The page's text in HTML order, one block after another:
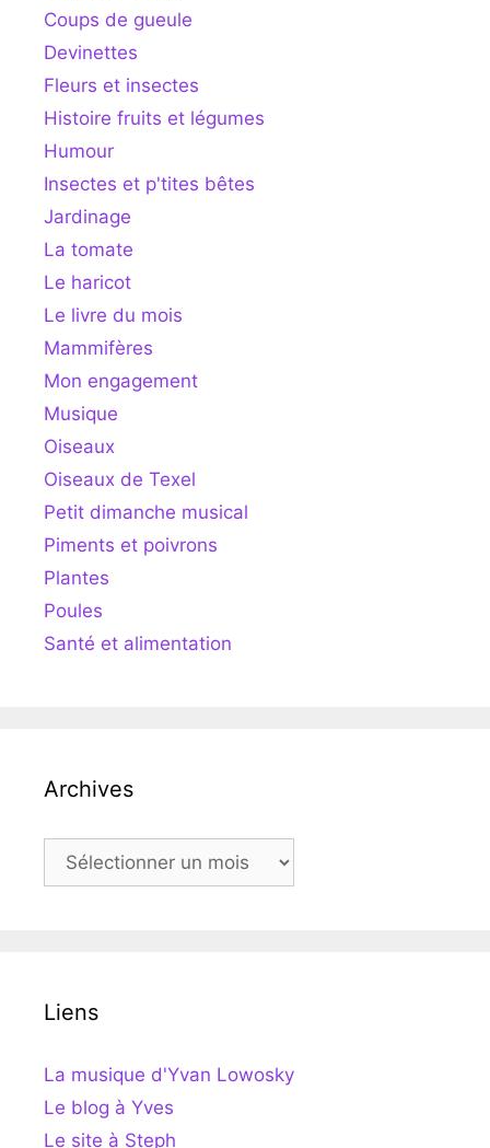
Coups de gueule
Devinettes
Fleurs et insectes
Histoire fruits et légumes
Humour
Insectes et p'tites bêtes
Jardinage
La tomate
Le haricot
Le livre du mois
Mammifères
Mon engagement
Musique
Oiseaux
Oiseaux de Texel
Petit dimanche musical
Piments et poivrons
Plantes
Poules
Santé et alimentation
Archives
Archives
Liens
La musique d'Yvan Lowosky
Le blog à Yves
Le site à Steph